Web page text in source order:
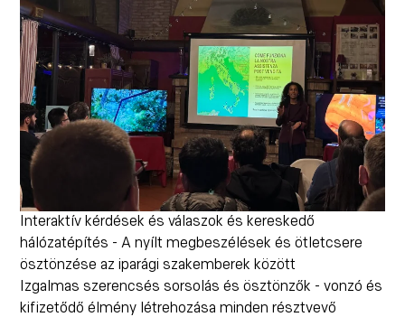
Interaktív kérdések és válaszok és kereskedő
hálózatépítés - A nyílt megbeszélések és ötletcsere
ösztönzése az iparági szakemberek között
Izgalmas szerencsés sorsolás és ösztönzők - vonzó és
kifizetődő élmény létrehozása minden résztvevő